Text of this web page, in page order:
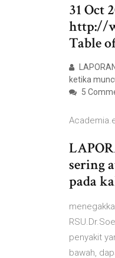
31 Oct
http://
Table
ketika
5
sering
pada
penyakit
bawah,